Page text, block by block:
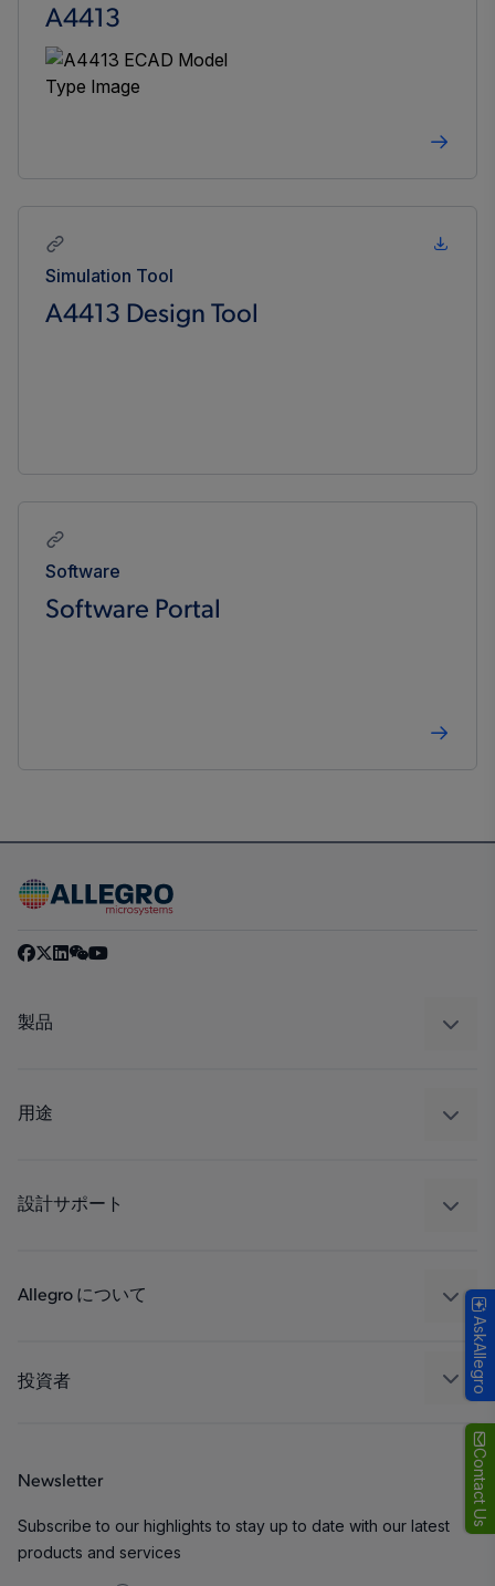
Contact Us
A4413
Simulation Tool
A4413 Design Tool
Software
Software Portal
製品
レギュレート
用途
工業
設計サポート
パッケージング
Allegro について
キャリア
お問い合わせ先
投資者
Newsletter
Subscribe to our highlights to stay up to date with our latest
products and services
AskAllegro